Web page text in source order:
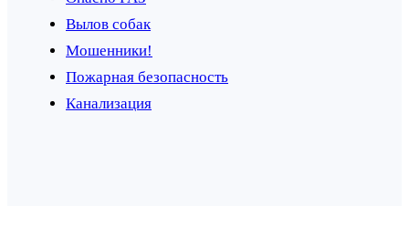
Вылов собак
Мошенники!
Пожарная безопасность
Канализация